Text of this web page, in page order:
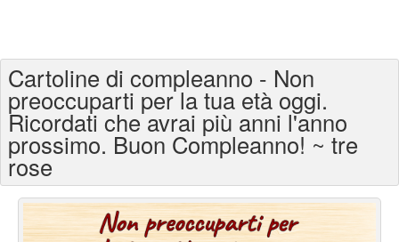
Cartoline auguri anni
Cartoline giorni anno
Cartoline giorni settimana
Cartoline musicali
Cartoline di compleanno - Non
preoccuparti per la tua età oggi.
Ricordati che avrai più anni l'anno
prossimo. Buon Compleanno! ~ tre
rose